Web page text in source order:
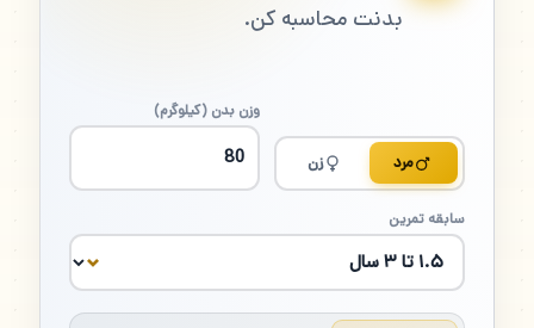
بدنت محاسبه کن.
مرد زن
وزن بدن (کیلوگرم)
سابقه تمرین